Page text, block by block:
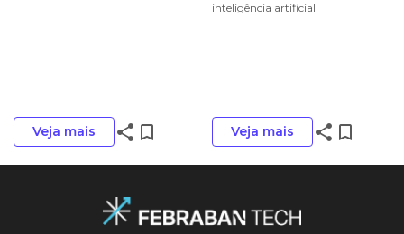
Veja mais share bookmark_border
inteligência artificial
Veja mais share bookmark_border